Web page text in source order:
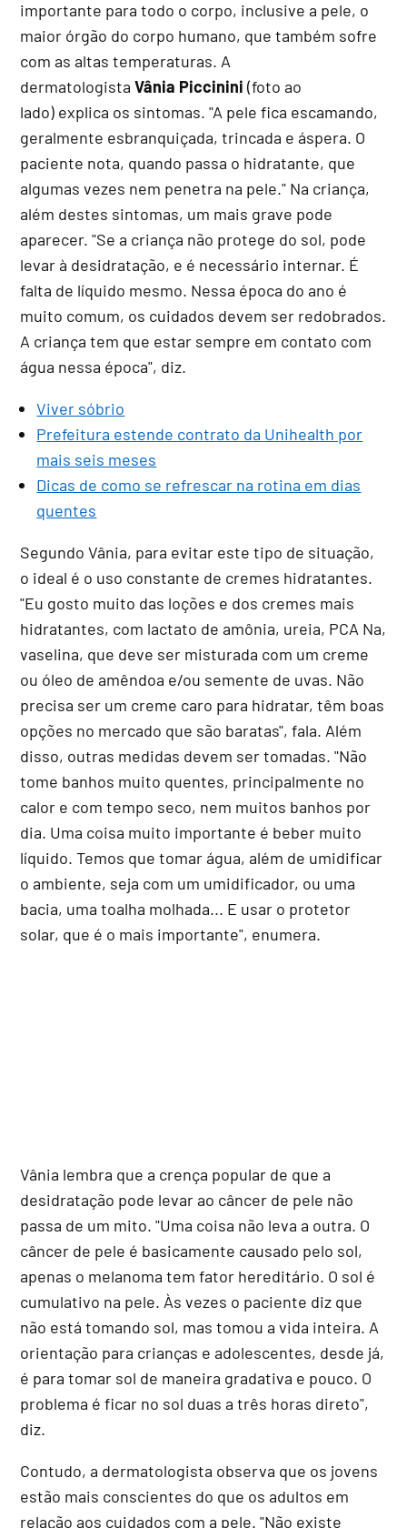
importante para todo o corpo, inclusive a pele, o
maior órgão do corpo humano, que também sofre
com as altas temperaturas. A
dermatologistaVânia Piccinini (foto ao
lado) explica os sintomas. "A pele fica escamando,
geralmente esbranquiçada, trincada e áspera. O
paciente nota, quando passa o hidratante, que
algumas vezes nem penetra na pele." Na criança,
além destes sintomas, um mais grave pode
aparecer. "Se a criança não protege do sol, pode
levar à desidratação, e é necessário internar. É
falta de líquido mesmo. Nessa época do ano é
muito comum, os cuidados devem ser redobrados.
A criança tem que estar sempre em contato com
água nessa época", diz.
Viver sóbrio
Prefeitura estende contrato da Unihealth por
mais seis meses
Dicas de como se refrescar na rotina em dias
quentes
Segundo Vânia, para evitar este tipo de situação,
o ideal é o uso constante de cremes hidratantes.
"Eu gosto muito das loções e dos cremes mais
hidratantes, com lactato de amônia, ureia, PCA Na,
vaselina, que deve ser misturada com um creme
ou óleo de amêndoa e/ou semente de uvas. Não
precisa ser um creme caro para hidratar, têm boas
opções no mercado que são baratas", fala. Além
disso, outras medidas devem ser tomadas. "Não
tome banhos muito quentes, principalmente no
calor e com tempo seco, nem muitos banhos por
dia. Uma coisa muito importante é beber muito
líquido. Temos que tomar água, além de umidificar
o ambiente, seja com um umidificador, ou uma
bacia, uma toalha molhada... E usar o protetor
solar, que é o mais importante", enumera.
Vânia lembra que a crença popular de que a
desidratação pode levar ao câncer de pele não
passa de um mito. "Uma coisa não leva a outra. O
câncer de pele é basicamente causado pelo sol,
apenas o melanoma tem fator hereditário. O sol é
cumulativo na pele. Às vezes o paciente diz que
não está tomando sol, mas tomou a vida inteira. A
orientação para crianças e adolescentes, desde já,
é para tomar sol de maneira gradativa e pouco. O
problema é ficar no sol duas a três horas direto",
diz.
Contudo, a dermatologista observa que os jovens
estão mais conscientes do que os adultos em
relação aos cuidados com a pele. "Não existe